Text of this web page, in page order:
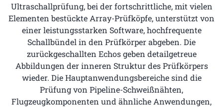
Ultraschallprüfung, bei der fortschrittliche, mit vielen
Elementen bestückte Array-Prüfköpfe, unterstützt von
einer leistungsstarken Software, hochfrequente
Schallbündel in den Prüfkörper abgeben. Die
zurückgeschallten Echos geben detailgetreue
Abbildungen der inneren Struktur des Prüfkörpers
wieder. Die Hauptanwendungsbereiche sind die
Prüfung von Pipeline-Schweißnähten,
Flugzeugkomponenten und ähnliche Anwendungen,